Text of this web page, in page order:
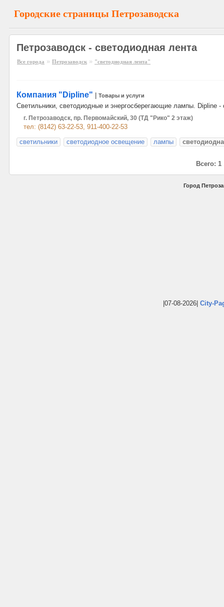
Городские страницы Петрозаводска
Петрозаводск - светодиодная лента
Все города » Петрозаводск » "светодиодная лента"
Компания "Dipline" Товары и услуги
Светильники, светодиодные и энергосберегающие лампы. Dipline -
г. Петрозаводск, пр. Первомайский, 30 (ТД "Рико" 2 этаж)
тел: (8142) 63-22-53, 911-400-22-53
светильники
светодиодное освещение лампы
Всего: 1
Город
|07-08-2026| City-